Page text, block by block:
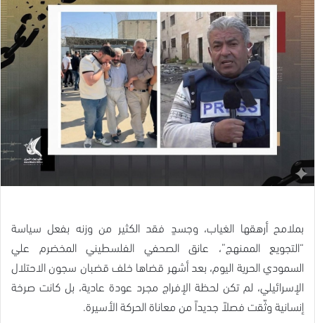
بملامح أرهقها الغياب، وجسدٍ فقد الكثير من وزنه بفعل سياسة
“التجويع الممنهج”، عانق الصحفي الفلسطيني المخضرم علي
السمودي الحرية اليوم، بعد أشهر قضاها خلف قضبان سجون الاحتلال
الإسرائيلي، لم تكن لحظة الإفراج مجرد عودة عادية، بل كانت صرخة
إنسانية وثّقت فصلاً جديداً من معاناة الحركة الأسيرة.